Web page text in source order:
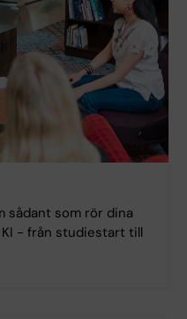
sådant som rör dina
- från studiestart till